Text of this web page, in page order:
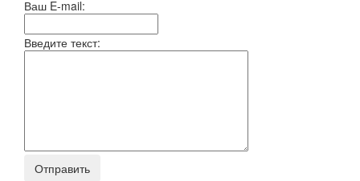
Ваш E-mail:
Введите текст: